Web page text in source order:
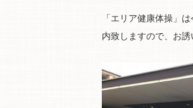
「エリア健康体操」
内致しますので、お